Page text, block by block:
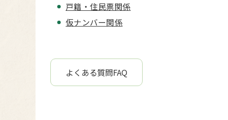
戸籍・住民票関係
仮ナンバー関係
よくある質問FAQ